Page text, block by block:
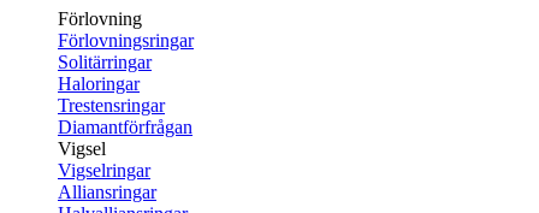
Förlovning
Förlovningsringar
Solitärringar
Haloringar
Trestensringar
Diamantförfrågan
Vigsel
Vigselringar
Alliansringar